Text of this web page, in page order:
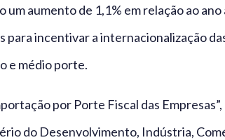
aumento de 1,1% em relação ao
incentivar a internacionalização
e médio porte.
por Porte Fiscal das
do Desenvolvimento, Indústria,